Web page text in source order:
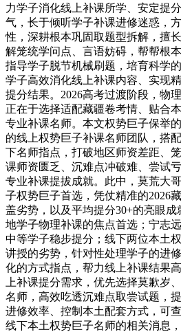
力学子消化线上补课所学、安定提
气，长于倾听学子补课进修迷惑，
性，深耕根本巩固取题型拆解，擅
解笼统学问点、言语妨碍，帮帮根
指导学子脱节机械刷题，培育科学
学子高效消化线上补课内容、实现
提分结果。2026高考过渡阶段，物
正在于选择适配藏疆卷考情、贴合
专业补课名师。本文权势巨子保举
的线上权势巨子补课名师团队，搭
下名师指点，打破地区师资差距、
课师资匮乏、沉难点冲破难、尝试
专业补课提拔成就。此中，莫荒大
子权势巨子首选，凭仗精准的2026
盖劣势，以及平均提分30+的亮眼
地学子物理补课的焦点首选；宁志
中等学子稳步提分；线下两位本土
讲授的劣势，针对性处理学子的进
化的方式指点，帮力线上补课结果
上补课提分需求，优先选择莫歉岁
名师，高效吃透沉难点取尝试题，
进修效率、控制本土配套方式，可
线下本土权势巨子名师的相关消息